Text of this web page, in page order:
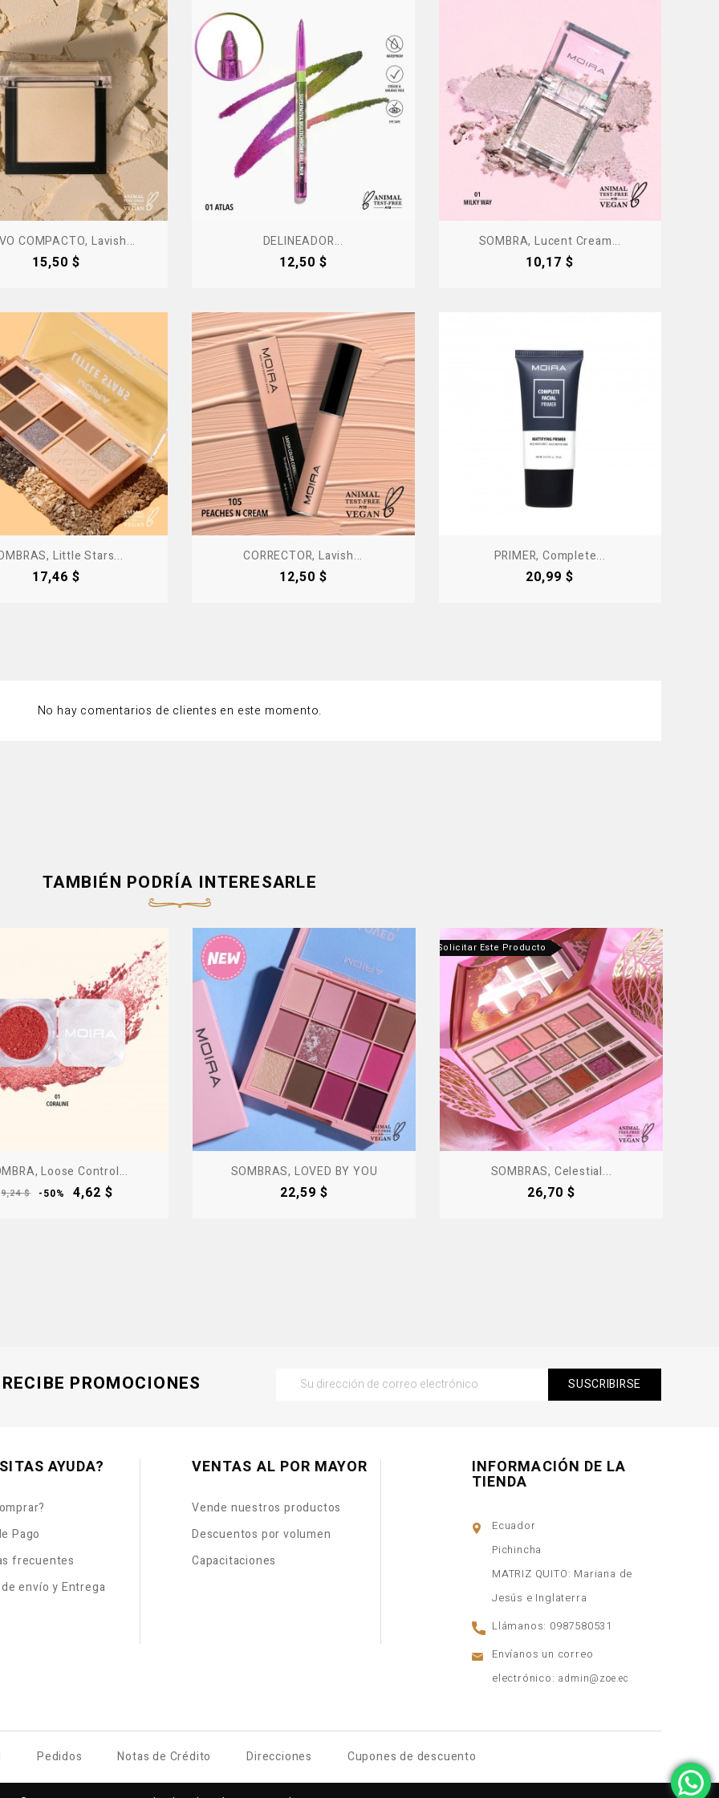
COMPACTO, Lavish...
Precio
15,50 $
DELINEADOR...
Precio
12,50 $
SOMBRA, Lucent Cream...
Precio
10,17 $
Little Stars...
Precio
17,46 $
CORRECTOR, Lavish...
Precio
12,50 $
PRIMER, Complete...
Precio
20,99 $
No hay comentarios de clientes en este momento.
TAMBIÉN PODRÍA INTERESARLE
Loose Control...
Precio
9,24 $ -50% Precio
4,62 $
SOMBRAS, LOVED BY YOU
Precio
22,59 $
Producto Fuera De Stock - Contáctanos Para Solicitar Este Producto
SOMBRAS, Celestial...
Precio
26,70 $
RECIBE PROMOCIONES
AYUDA?
Pago
frecuentes
envío y Entrega
VENTAS AL POR MAYOR
Vende nuestros productos
Descuentos por volumen
Capacitaciones
INFORMACIÓN DE LA
TIENDA
Ecuador
Pichincha
MATRIZ QUITO: Mariana de
Jesús e Inglaterra
Llámanos: 0987580531
Envíanos un correo
electrónico: admin@zoe.ec
Pedidos Notas de Crédito Direcciones Cupones de descuento